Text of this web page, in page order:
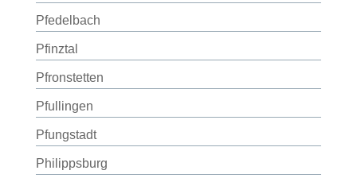
Pfedelbach
Pfinztal
Pfronstetten
Pfullingen
Pfungstadt
Philippsburg